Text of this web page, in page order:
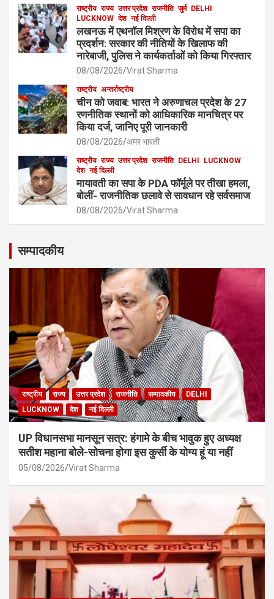
राष्ट्रीय राज्य उत्तर प्रदेश राजनीति जुर्म DELHI
LUCKNOW देश नई दिल्ली
लखनऊ में एथनॉल मिश्रण के विरोध में सपा का
प्रदर्शन: सरकार की नीतियों के खिलाफ की
नारेबाजी, पुलिस ने कार्यकर्ताओं को किया गिरफ्तार
08/08/2026 Virat Sharma
राष्ट्रीय अन्तर्राष्ट्रीय
चीन को जवाब: भारत ने अरुणाचल प्रदेश के 27
रणनीतिक स्थानों को आधिकारिक मानचित्र पर
किया दर्ज, जानिए पूरी जानकारी
08/08/2026 अमर भारती
राष्ट्रीय राज्य उत्तर प्रदेश राजनीति DELHI
LUCKNOW
देश नई दिल्ली
मायावती का सपा के PDA फॉर्मूले पर तीखा हमला,
बोलीं- राजनीतिक छलावे से सावधान रहे सर्वसमाज
08/08/2026 Virat Sharma
सम्पादकीय
राष्ट्रीय राज्य उत्तर प्रदेश राजनीति सम्पादकीय
DELHI
LUCKNOW
देश नई दिल्ली
UP विधानसभा मानसून सत्र: हंगामे के बीच भावुक हुए अध्यक्ष
सतीश महाना बोले-सोचना होगा इस कुर्सी के योग्य हूं या नहीं
05/08/2026 Virat Sharma